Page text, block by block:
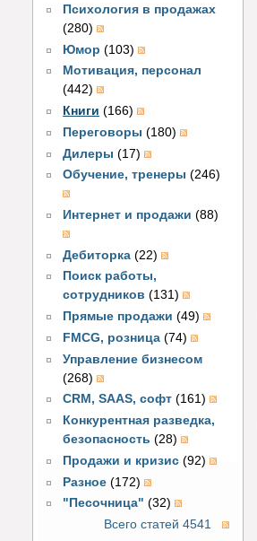
Психология в продажах
(280)
Юмор (103)
Мотивация, персонал
(442)
Книги (166)
Переговоры (180)
Дилеры (17)
Обучение, тренеры (246)
Интернет и продажи (88)
Дебиторка (22)
Поиск работы,
сотрудников (131)
Прямые продажи (49)
FMCG, розница (74)
Управление бизнесом
(268)
CRM, SAAS, софт (161)
Конкурентная разведка,
безопасность (28)
Продажи и кризис (92)
Разное (172)
"Песочница" (32)
Всего статей 4541